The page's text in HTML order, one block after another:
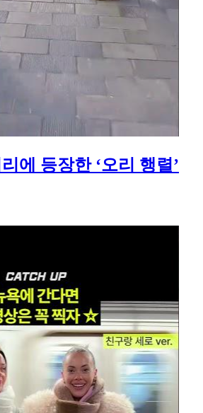
에 등장한 ‘오리 행렬’